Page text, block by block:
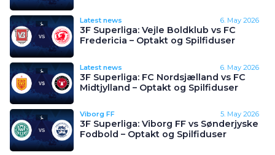
Latest news 6. May 2026
3F Superliga: Vejle Boldklub vs FC
Fredericia – Optakt og Spilfiduser
Latest news 6. May 2026
3F Superliga: FC Nordsjælland vs FC
Midtjylland – Optakt og Spilfiduser
Viborg FF 5. May 2026
3F Superliga: Viborg FF vs Sønderjyske
Fodbold – Optakt og Spilfiduser